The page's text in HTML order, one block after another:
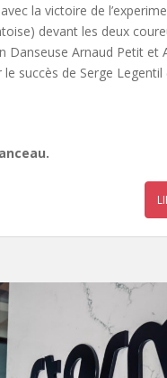
la victoire de
devant les deux
Danseuse Arnaud Petit et
succès de Serge Legentil